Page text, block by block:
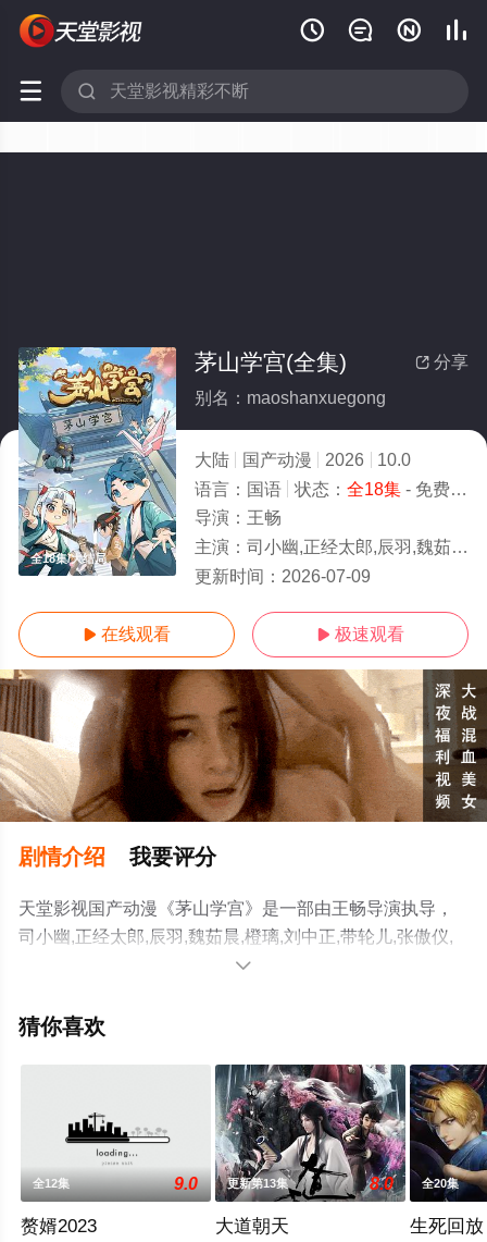
   
 
全18集/大结局
 分享
茅山学宫(全集)
别名：maoshanxuegong
大陆 国产动漫 2026
10.0
语言： 国语 状态： 全18集- 免费在线观看
导演： 王畅
主演： 司小幽,正经太郎,辰羽,魏茹晨,橙璃,刘中正,带轮儿,张傲仪,夏崝,冒冒,酥小盼,夜叉
更新时间： 2026-07-09
 在线观看  极速观看
剧情介绍 我要评分
天堂影视国产动漫《茅山学宫》是一部由王畅导演执导，
司小幽,正经太郎,辰羽,魏茹晨,橙璃,刘中正,带轮儿,张傲仪,
夏崝,冒冒,酥小盼,夜叉等演员精彩演绎的大陆动漫，大结局
动漫全集就上天堂电影网，更多相关信息可移步至豆瓣动

猜你喜欢
全12集 9.0
赘婿2023
更新第13集 8.0
大道朝天
全20集
生死回放